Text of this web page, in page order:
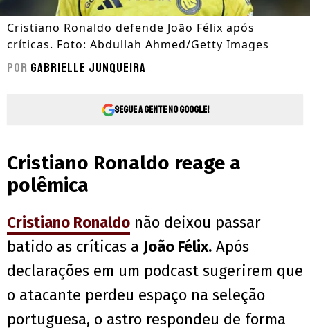
Cristiano Ronaldo defende João Félix após
críticas. Foto: Abdullah Ahmed/Getty Images
Por Gabrielle Junqueira
Segue a gente no Google!
Cristiano Ronaldo reage a
polêmica
Cristiano Ronaldo não deixou passar
batido as críticas a João Félix. Após
declarações em um podcast sugerirem que
o atacante perdeu espaço na seleção
portuguesa, o astro respondeu de forma